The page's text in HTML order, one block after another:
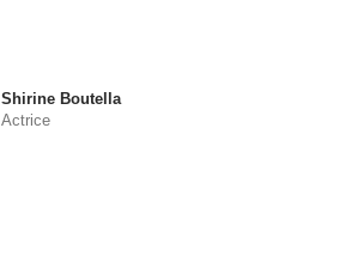
Shirine Boutella
Actrice